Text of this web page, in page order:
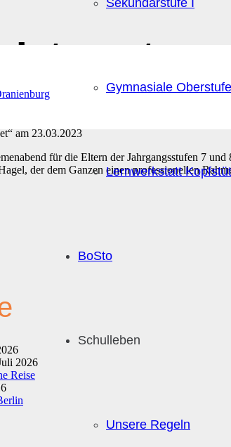
Sekundarstufe I
Gymnasiale Oberstufe
Lernwerkstatt
BoSto
Schulleben
Unsere Regeln
Internet
am 23.03.2023
für die Eltern der Jahrgangsstufen 7
der dem Ganzen einen professionellen
2026
Reise